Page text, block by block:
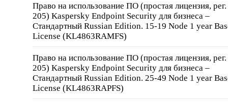
Право на использование ПО (простая лицензия,
205) Kaspersky Endpoint Security для бизнеса –
Стандартный Russian Edition. 15-19 Node 1 year
License (KL4863RAMFS)
Право на использование ПО (простая лицензия,
205) Kaspersky Endpoint Security для бизнеса –
Стандартный Russian Edition. 25-49 Node 1 year
License (KL4863RAPFS)